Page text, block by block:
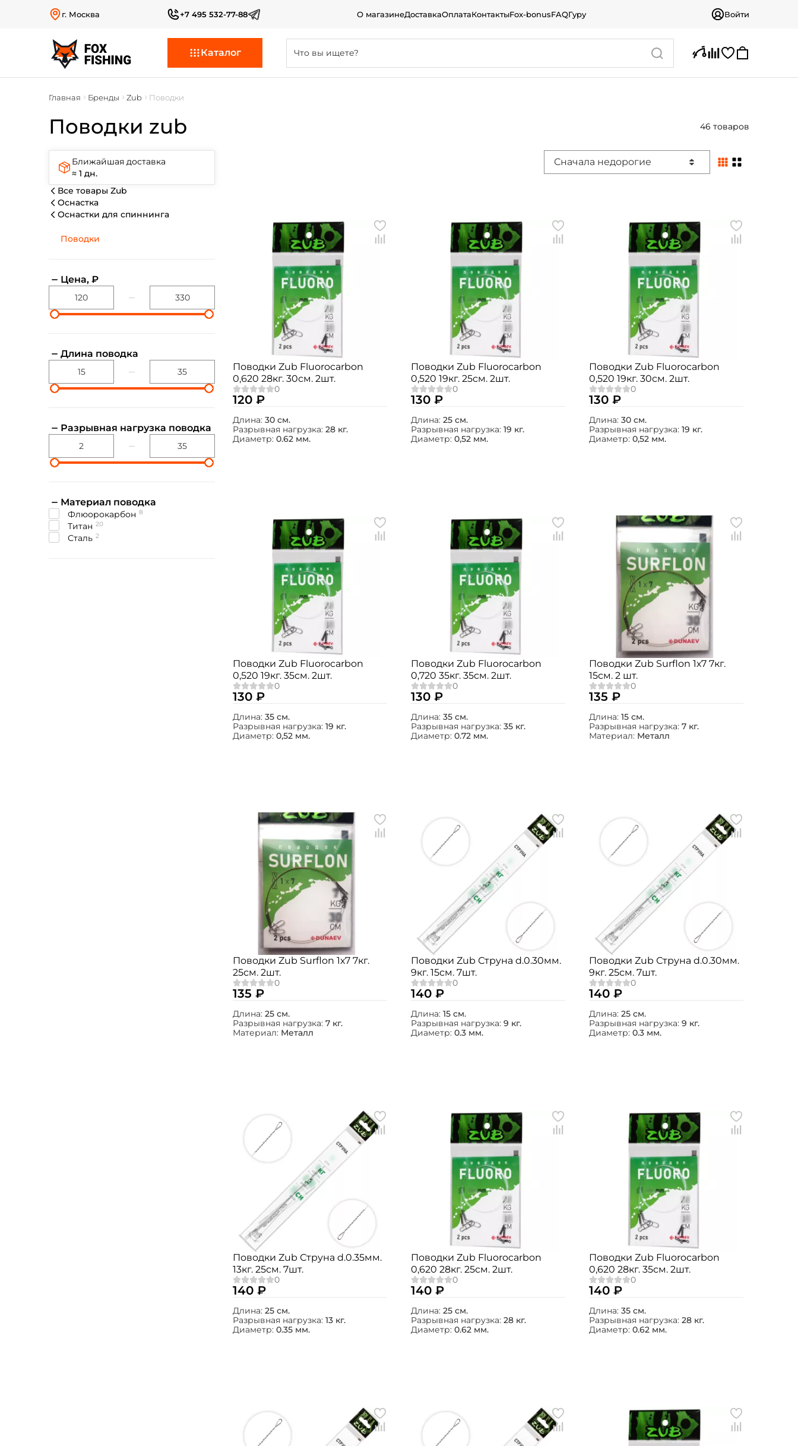
г. Москва +7 495 532-77-88 О магазинеДоставкаОплатаКонтактыFox-bonusFAQГуру Войти
Каталог
Главная Бренды Zub Поводки
Поводки zub 46 товаров
Ближайшая доставка
≈ 1 дн.
Все товары Zub
Оснастка
Оснастки для спиннинга
Поводки
Цена, ₽
Длина поводка
Разрывная нагрузка поводка
Материал поводка
Флюорокарбон 8
Титан 20
Сталь 2
Сначала недорогие
Поводки Zub Fluorocarbon
0,620 28кг. 30см. 2шт.
120 ₽
Длина: 30 см.
Разрывная нагрузка: 28 кг.
Диаметр: 0.62 мм.
Поводки Zub Fluorocarbon
0,520 19кг. 25см. 2шт.
130 ₽
Длина: 25 см.
Разрывная нагрузка: 19 кг.
Диаметр: 0,52 мм.
Поводки Zub Fluorocarbon
0,520 19кг. 30см. 2шт.
130 ₽
Длина: 30 см.
Разрывная нагрузка: 19 кг.
Диаметр: 0,52 мм.
Поводки Zub Fluorocarbon
0,520 19кг. 35см. 2шт.
130 ₽
Длина: 35 см.
Разрывная нагрузка: 19 кг.
Диаметр: 0,52 мм.
Поводки Zub Fluorocarbon
0,720 35кг. 35см. 2шт.
130 ₽
Длина: 35 см.
Разрывная нагрузка: 35 кг.
Диаметр: 0.72 мм.
Поводки Zub Surflon 1х7 7кг.
15см. 2 шт.
135 ₽
Длина: 15 см.
Разрывная нагрузка: 7 кг.
Материал: Металл
Поводки Zub Surflon 1х7 7кг.
25см. 2шт.
135 ₽
Длина: 25 см.
Разрывная нагрузка: 7 кг.
Материал: Металл
Поводки Zub Струна d.0.30мм.
9кг. 15см. 7шт.
140 ₽
Длина: 15 см.
Разрывная нагрузка: 9 кг.
Диаметр: 0.3 мм.
Поводки Zub Струна d.0.30мм.
9кг. 25см. 7шт.
140 ₽
Длина: 25 см.
Разрывная нагрузка: 9 кг.
Диаметр: 0.3 мм.
Поводки Zub Струна d.0.35мм.
13кг. 25см. 7шт.
140 ₽
Длина: 25 см.
Разрывная нагрузка: 13 кг.
Диаметр: 0.35 мм.
Поводки Zub Fluorocarbon
0,620 28кг. 25см. 2шт.
140 ₽
Длина: 25 см.
Разрывная нагрузка: 28 кг.
Диаметр: 0.62 мм.
Поводки Zub Fluorocarbon
0,620 28кг. 35см. 2шт.
140 ₽
Длина: 35 см.
Разрывная нагрузка: 28 кг.
Диаметр: 0.62 мм.
Создать аккаунт
ФИО: *
Повторите пароль: *
Заполняя данную форму вы соглашаетесь на